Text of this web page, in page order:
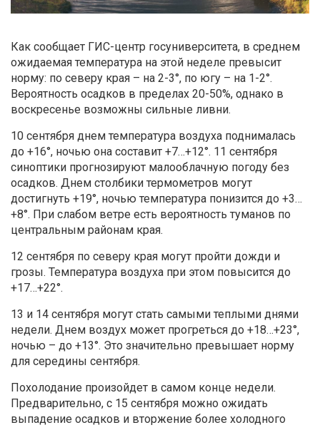
Как сообщает ГИС-центр госуниверситета, в среднем
ожидаемая температура на этой неделе превысит
норму: по северу края – на 2-3°, по югу – на 1-2°.
Вероятность осадков в пределах 20-50%, однако в
воскресенье возможны сильные ливни.
10 сентября днем температура воздуха поднималась
до +16°, ночью она составит +7…+12°. 11 сентября
синоптики прогнозируют малооблачную погоду без
осадков. Днем столбики термометров могут
достигнуть +19°, ночью температура понизится до +3…
+8°. При слабом ветре есть вероятность туманов по
центральным районам края.
12 сентября по северу края могут пройти дожди и
грозы. Температура воздуха при этом повысится до
+17…+22°.
13 и 14 сентября могут стать самыми теплыми днями
недели. Днем воздух может прогреться до +18…+23°,
ночью – до +13°. Это значительно превышает норму
для середины сентября.
Похолодание произойдет в самом конце недели.
Предварительно, с 15 сентября можно ожидать
выпадение осадков и вторжение более холодного